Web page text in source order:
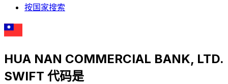
按国家搜索
HUA NAN COMMERCIAL BANK, LTD.
SWIFT 代码是